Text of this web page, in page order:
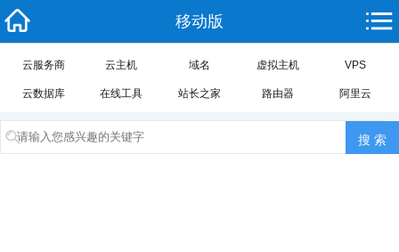
移动版
云服务商 云主机 域名 虚拟主机 VPS
云数据库 在线工具 站长之家 路由器 阿里云